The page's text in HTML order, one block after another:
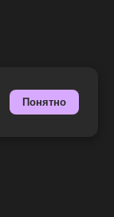
Понятно